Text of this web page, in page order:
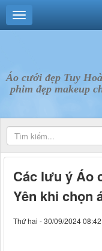
Áo cưới đẹp Tuy
phim đẹp makeup
Các lưu ý Áo
Yên khi chọn
Thứ hai - 30/09/2024 08:42